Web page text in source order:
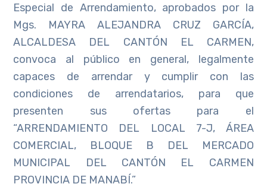
Especial de Arrendamiento, aprobados por la
Mgs. MAYRA ALEJANDRA CRUZ GARCÍA,
ALCALDESA DEL CANTÓN EL CARMEN,
convoca al público en general, legalmente
capaces de arrendar y cumplir con las
condiciones de arrendatarios, para que
presenten sus ofertas para el
“ARRENDAMIENTO DEL LOCAL 7-J, ÁREA
COMERCIAL, BLOQUE B DEL MERCADO
MUNICIPAL DEL CANTÓN EL CARMEN
PROVINCIA DE MANABÍ.”